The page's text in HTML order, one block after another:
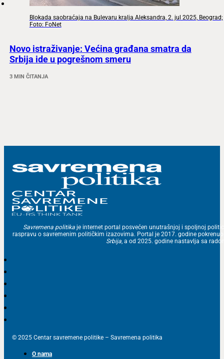
Blokada saobraćaja na Bulevaru kralja Aleksandra, 2. jul 2025, Beograd;
Foto: FoNet
Novo istraživanje: Većina građana smatra da
Srbija ide u pogrešnom smeru
3 MIN ČITANJA
Savremena politika je internet portal posvećen unutrašnjoj i spoljnoj
raspravu o savremenim političkim izazovima. Portal je 2017. godine
Srbija, a od 2025. godine nastavlja sa
© 2025 Centar savremene politike – Savremena politika
O nama